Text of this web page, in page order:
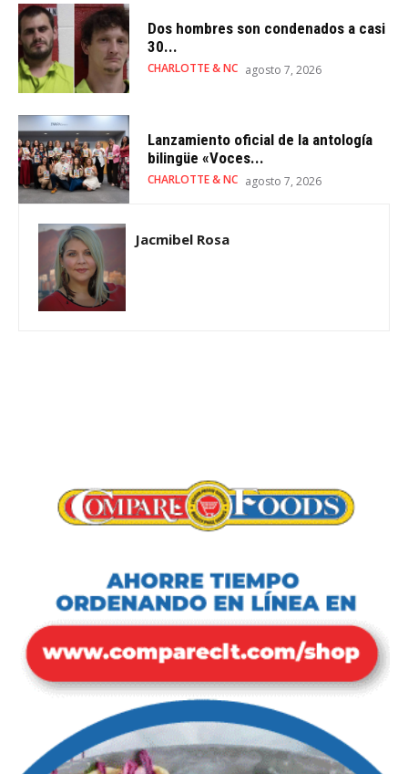
Dos hombres son condenados a casi
30...
CHARLOTTE & NC agosto 7, 2026
Lanzamiento oficial de la antología
bilingüe «Voces...
CHARLOTTE & NC agosto 7, 2026
Jacmibel Rosa